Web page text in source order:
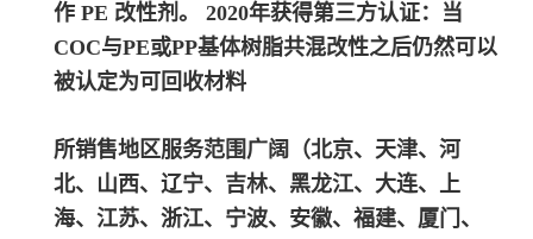
作 PE 改性剂。 2020年获得第三方认证：当
COC与PE或PP基体树脂共混改性之后仍然可以
被认定为可回收材料
所销售地区服务范围广阔（北京、天津、河
北、山西、辽宁、吉林、黑龙江、大连、上
海、江苏、浙江、宁波、安徽、福建、厦门、